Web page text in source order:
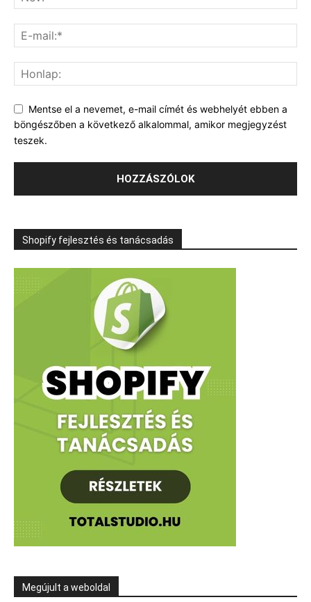
Mentse el a nevemet, e-mail címét és webhelyét ebben a
böngészőben a következő alkalommal, amikor megjegyzést
teszek.
Shopify fejlesztés és tanácsadás
Megújult a weboldal